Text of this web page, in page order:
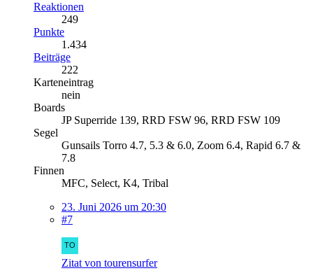
Reaktionen
249
Punkte
1.434
Beiträge
222
Karteneintrag
nein
Boards
JP Superride 139, RRD FSW 96, RRD FSW 109
Segel
Gunsails Torro 4.7, 5.3 & 6.0, Zoom 6.4, Rapid 6.7 &
7.8
Finnen
MFC, Select, K4, Tribal
23. Juni 2026 um 20:30
#7
Zitat von tourensurfer